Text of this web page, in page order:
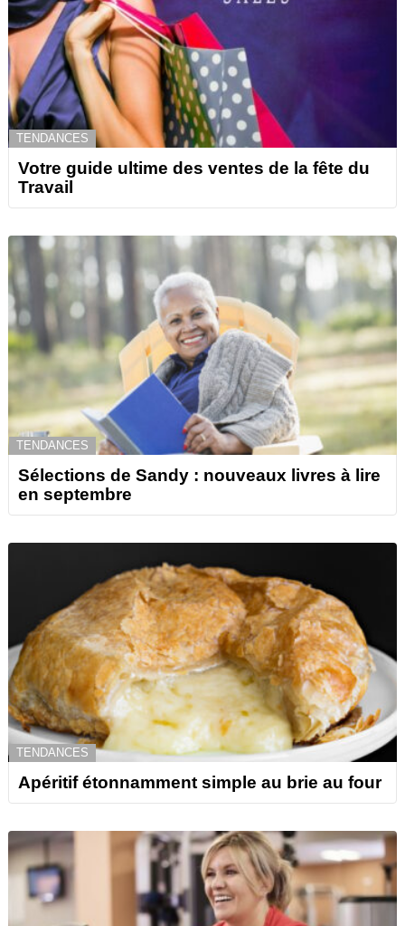
TENDANCES
Votre guide ultime des ventes de la fête du
Travail
TENDANCES
Sélections de Sandy : nouveaux livres à lire
en septembre
TENDANCES
Apéritif étonnamment simple au brie au four